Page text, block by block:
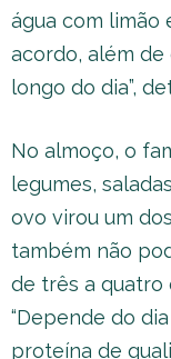
água com limão
acordo, além de
longo do dia”,
No almoço, o
legumes,
ovo virou um
também não
de três a quatro
“Depende do
proteína de